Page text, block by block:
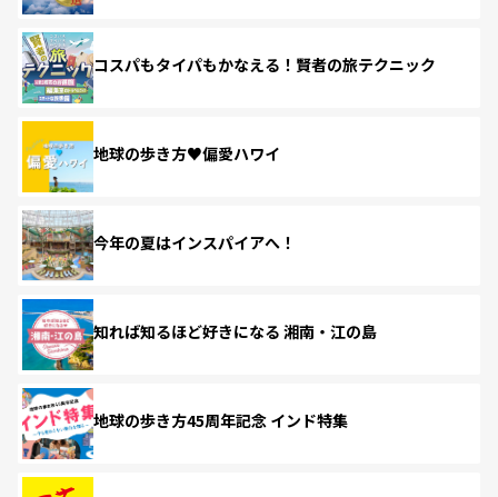
コスパもタイパもかなえる！賢者の旅テクニック
地球の歩き方♥偏愛ハワイ
今年の夏はインスパイアへ！
知れば知るほど好きになる 湘南・江の島
地球の歩き方45周年記念 インド特集